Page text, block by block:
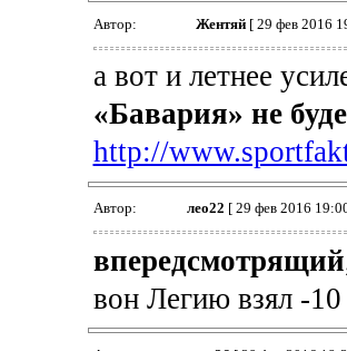
Автор: Жентяй[ 29 фев 2016
а вот и летнее
«Бавария» не
http://
Автор: лео22 [ 29 фев 2016
впередсмотрящий
вон Легию взял -10